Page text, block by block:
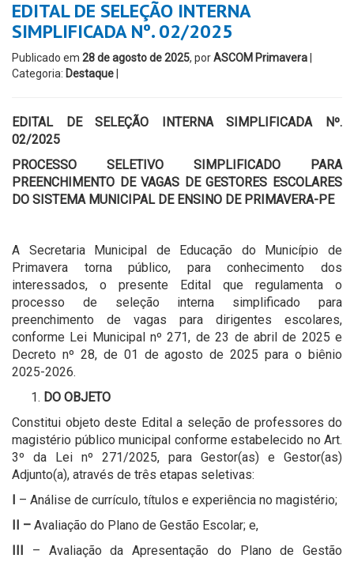
EDITAL DE SELEÇÃO INTERNA
SIMPLIFICADA Nº. 02/2025
Publicado em 28 de agosto de 2025, porASCOM Primavera
Categoria: Destaque
EDITAL DE SELEÇÃO INTERNA SIMPLIFICADA Nº.
02/2025
PROCESSO SELETIVO SIMPLIFICADO PARA
PREENCHIMENTO DE VAGAS DE GESTORES ESCOLARES
DO SISTEMA MUNICIPAL DE ENSINO DE PRIMAVERA-PE
A Secretaria Municipal de Educação do Município de
Primavera torna público, para conhecimento dos
interessados, o presente Edital que regulamenta o
processo de seleção interna simplificado para
preenchimento de vagas para dirigentes escolares,
conforme Lei Municipal nº 271, de 23 de abril de 2025 e
Decreto nº 28, de 01 de agosto de 2025 para o biênio
2025-2026.
DO OBJETO
Constitui objeto deste Edital a seleção de professores do
magistério público municipal conforme estabelecido no Art.
3º da Lei nº 271/2025, para Gestor(as) e Gestor(as)
Adjunto(a), através de três etapas seletivas:
I – Análise de currículo, títulos e experiência no magistério;
II – Avaliação do Plano de Gestão Escolar; e,
III – Avaliação da Apresentação do Plano de Gestão